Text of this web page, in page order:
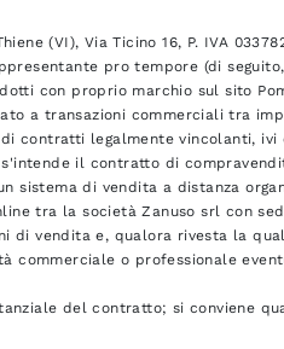
(VI), Via Ticino 16, P. IVA
pro tempore (di
con proprio marchio sul sito
a transazioni commerciali tra
contratti legalmente vincolanti, ivi
il contratto di
di vendita a distanza
tra la società Zanuso srl con
di vendita e, qualora rivesta la
commerciale o professionale
del contratto; si conviene